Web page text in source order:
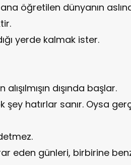
öğretilen dünyanın
yerde kalmak ister.
dışında başlar.
şey hatırlar sanır. Oysa
eden günleri, birbirine